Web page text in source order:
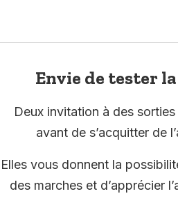
Envie de tester
Deux invitation à des
avant de s’acquitter de
Elles vous donnent la
des marches et d’apprécier